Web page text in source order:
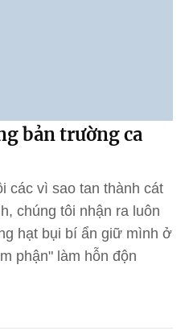
bản trường ca
các vì sao tan thành cát
chúng tôi nhận ra luôn
hạt bụi bí ẩn giữ mình ở
phận" làm hỗn độn